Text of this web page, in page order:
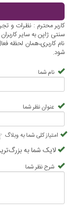
کاربر محترم : نظرات و
سنتی ژاپن به سایر
نام کاربری،همان لحظه
شود.
نام شما
عنوان نظر شما
امتیاز کلی شما به وبلاگ
لایک شما به
شرح نظر شما